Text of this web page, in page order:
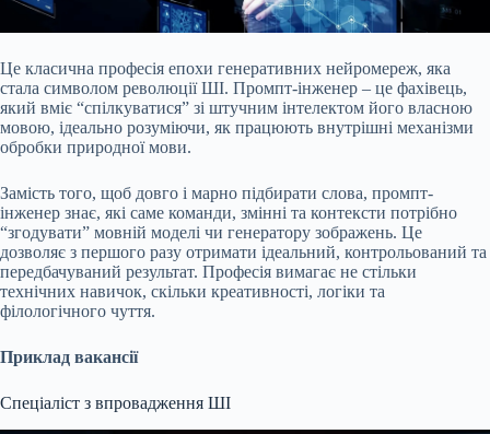
Це класична професія епохи генеративних нейромереж, яка
стала символом революції ШІ. Промпт-інженер – це фахівець,
який вміє “спілкуватися” зі штучним інтелектом його власною
мовою, ідеально розуміючи, як працюють внутрішні механізми
обробки природної мови.
Замість того, щоб довго і марно підбирати слова, промпт-
інженер знає, які саме команди, змінні та контексти потрібно
“згодувати” мовній моделі чи генератору зображень. Це
дозволяє з першого разу отримати ідеальний, контрольований та
передбачуваний результат. Професія вимагає не стільки
технічних навичок, скільки креативності, логіки та
філологічного чуття.
Приклад вакансії
Спеціаліст з впровадження ШІ